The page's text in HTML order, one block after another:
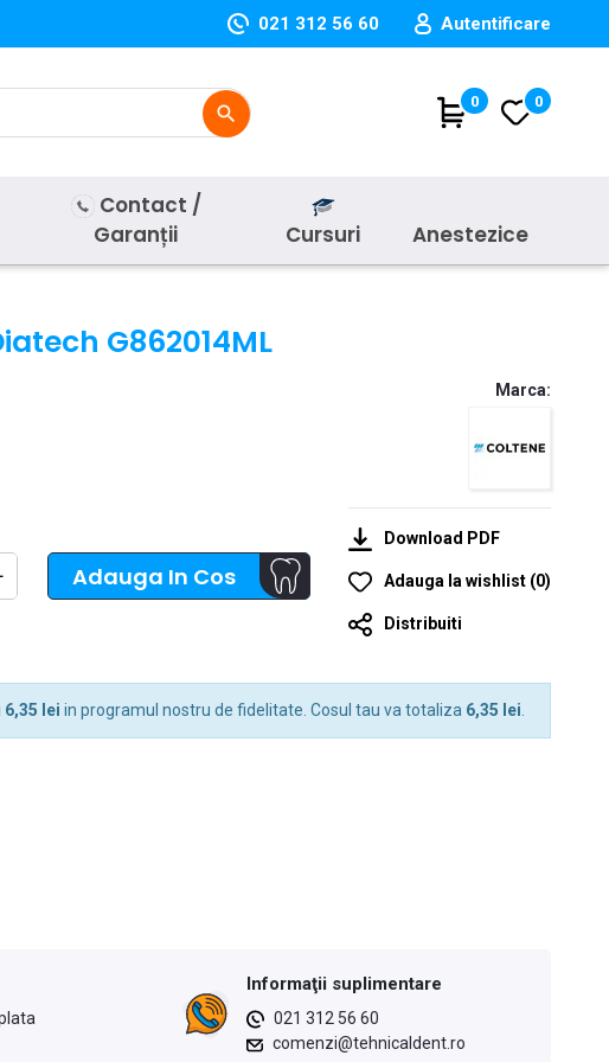
021 312 56 60 Autentificare
search
0) 0
Contact /
Garanții
Cursuri Anestezice
G862014ML
Marca:
Download PDF
Adauga la wishlist (0)
Distribuiti
Adauga In Cos
6,35 lei in programul nostru de fidelitate. Cosul tau va totaliza 6,35 lei
Informaţii suplimentare
021 312 56 60
comenzi@tehnicaldent.ro